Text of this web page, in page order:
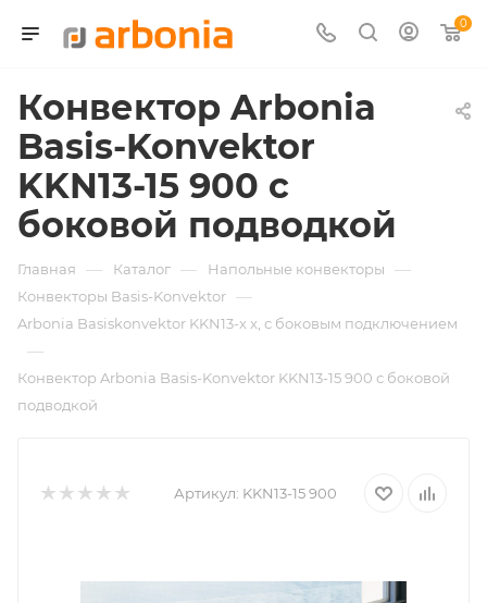
0
Конвектор Arbonia
Basis-Konvektor
KKN13-15 900 с
боковой подводкой
Главная — Каталог — Напольные конвекторы —
Конвекторы Basis-Konvektor —
Arbonia Basiskonvektor KKN13-х x, с боковым подключением
—
Конвектор Arbonia Basis-Konvektor KKN13-15 900 с боковой
подводкой
Артикул: KKN13-15 900